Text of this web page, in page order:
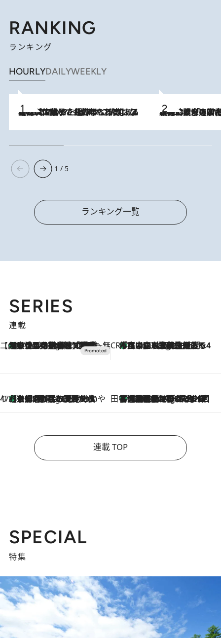
RANKING
ランキング
HOURLYDAILYWEEKLY
2026.8.5
【阿川佐和子さんの年とる力】なぜ70代で始めた趣味は“こんなに楽しい”のか？ ピアノ、俳句…スランプに陥っても続けられる“ある秘訣”とは 2026.8.3
慶應幼稚舎の図書室からテレビの世界に飛び込んだ阿川佐和子（72）
1 / 5
ランキング一覧
SERIES
連載
【CREA×星野リゾート】唯一無二。癒しと発見が待つ場所へ
3 Hours Ago
【トンボの足水浴】ヒノキの香りに包まれて涼感マックス！約13℃の湧水かけ流しを避暑地「星野温泉 トンボの湯」で体験 CREA'S CHOICE
5 Hours Ago
「立川にも歌舞伎があるんだよ」 片岡仁左衛門・市川中車ら豪華座組みで4年目の立川立飛歌舞伎へ
47都道府県の手みやげ ひんやりスイーツで夏を満喫
5 Hours Ago
【京都府】この夏絶対食べたい 冷やしておいしいおやつ3選 ひと口目から心を掴む新緑のテリーヌ 田中稲の勝手に再ブーム
10 Hours Ago
「湘南乃風に憧れて」観客大盛上がりの“タオル回し”に、ラッパー顔負けの高速歌唱まで…さだまさし（74）のアグレッシブすぎる現在地
連載 TOP
SPECIAL
特集